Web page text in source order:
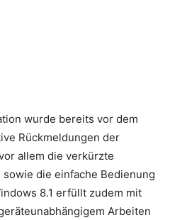
wurde bereits vor dem
Rückmeldungen der
allem die verkürzte
die einfache Bedienung
8.1 erfüllt zudem mit
Arbeiten